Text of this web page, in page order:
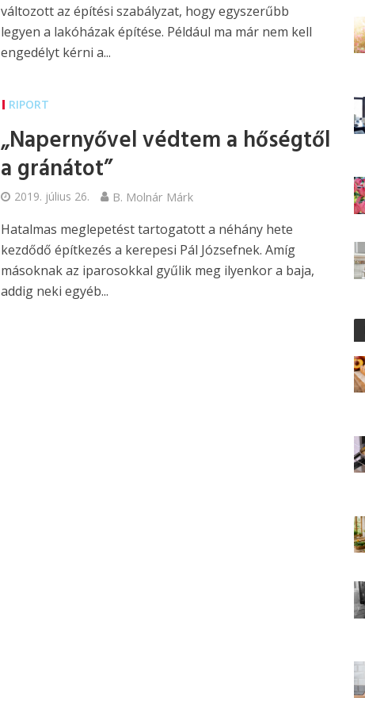
változott az építési szabályzat, hogy egyszerűbb
legyen a lakóházak építése. Például ma már nem kell
engedélyt kérni a...
RIPORT
„Napernyővel védtem a hőségtől
a gránátot”
2019. július 26. B. Molnár Márk
Hatalmas meglepetést tartogatott a néhány hete
kezdődő építkezés a kerepesi Pál Józsefnek. Amíg
másoknak az iparosokkal gyűlik meg ilyenkor a baja,
addig neki egyéb...